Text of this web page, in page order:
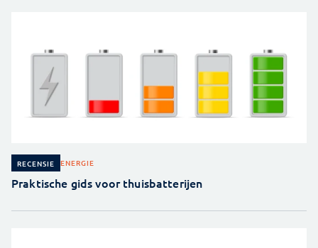
RECENSIE ENERGIE
Praktische gids voor thuisbatterijen